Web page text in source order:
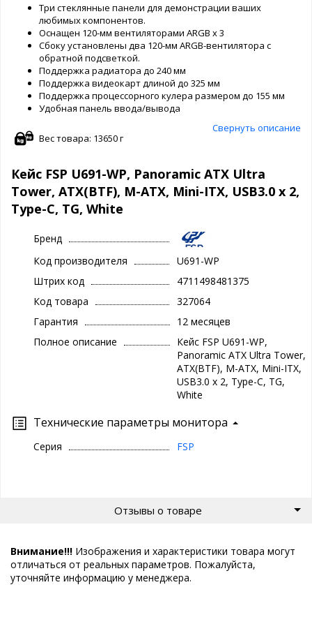
Три стеклянные панели для демонстрации ваших
любимых компонентов.
Оснащен 120-мм вентиляторами ARGB x 3
Сбоку установлены два 120-мм ARGB-вентилятора с
обратной подсветкой.
Поддержка радиатора до 240 мм
Поддержка видеокарт длиной до 325 мм
Поддержка процессорного кулера размером до 155 мм
Удобная панель ввода/вывода
Свернуть описание
Вес товара: 13650 г
Кейс FSP U691-WP, Panoramic ATX Ultra
Tower, ATX(BTF), M-ATX, Mini-ITX, USB3.0 x 2,
Type-C, TG, White
Бренд
Код производителя
U691-WP
Штрих код
4711498481375
Код товара
327064
Гарантия
12 месяцев
Полное описание
Кейс FSP U691-WP,
Panoramic ATX Ultra Tower,
ATX(BTF), M-ATX, Mini-ITX,
USB3.0 x 2, Type-C, TG,
White
Технические параметры монитора
Серия FSP
Отзывы о товаре
Внимание!!! Изображения и характеристики товара могут
отличаться от реальных параметров. Пожалуйста,
уточняйте информацию у менеджера.